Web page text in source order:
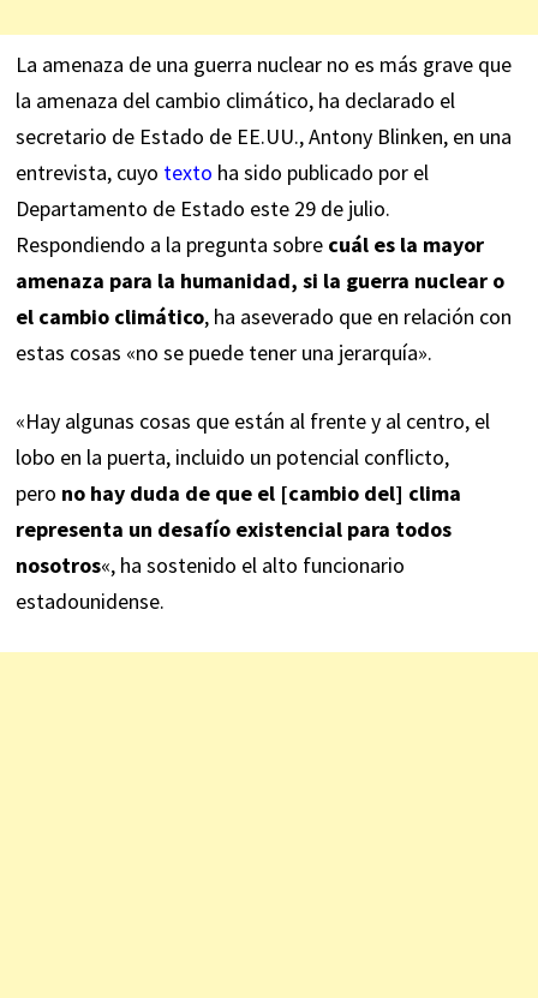
La amenaza de una guerra nuclear no es más grave que
la amenaza del cambio climático, ha declarado el
secretario de Estado de EE.UU., Antony Blinken, en una
entrevista, cuyo texto ha sido publicado por el
Departamento de Estado este 29 de julio.
Respondiendo a la pregunta sobre cuál es la mayor
amenaza para la humanidad, si la guerra nuclear o
el cambio climático, ha aseverado que en relación con
estas cosas «no se puede tener una jerarquía».
«Hay algunas cosas que están al frente y al centro, el
lobo en la puerta, incluido un potencial conflicto,
pero no hay duda de que el [cambio del] clima
representa un desafío existencial para todos
nosotros«, ha sostenido el alto funcionario
estadounidense.